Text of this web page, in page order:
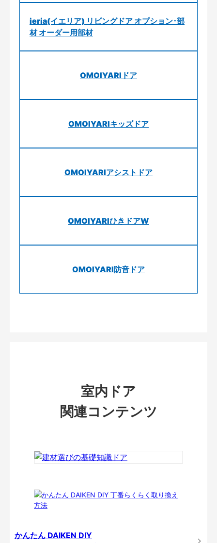
ieria(イエリア) リビングドア オプション･部
材 オーダー用部材
OMOIYARIドア
OMOIYARIキッズドア
OMOIYARIアシストドア
OMOIYARIひきドアW
OMOIYARI防音ドア
室内ドア
関連コンテンツ
かんたん DAIKEN DIY